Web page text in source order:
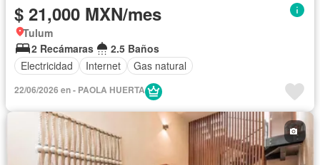
$ 21,000 MXN/mes
Tulum
2 Recámaras
2.5 Baños
Electricidad
Internet Gas natural
22/06/2026 en - PAOLA HUERTA